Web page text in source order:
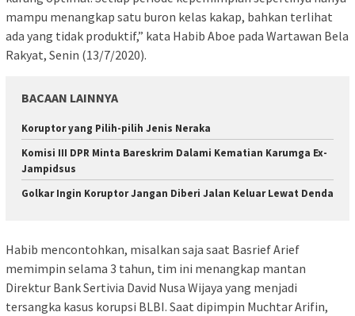
mampu menangkap satu buron kelas kakap, bahkan terlihat
ada yang tidak produktif,” kata Habib Aboe pada Wartawan Bela
Rakyat, Senin (13/7/2020).
BACAAN LAINNYA
Koruptor yang Pilih-pilih Jenis Neraka
Komisi III DPR Minta Bareskrim Dalami Kematian Karumga Ex-
Jampidsus
Golkar Ingin Koruptor Jangan Diberi Jalan Keluar Lewat Denda
Habib mencontohkan, misalkan saja saat Basrief Arief
memimpin selama 3 tahun, tim ini menangkap mantan
Direktur Bank Sertivia David Nusa Wijaya yang menjadi
tersangka kasus korupsi BLBI. Saat dipimpin Muchtar Arifin,